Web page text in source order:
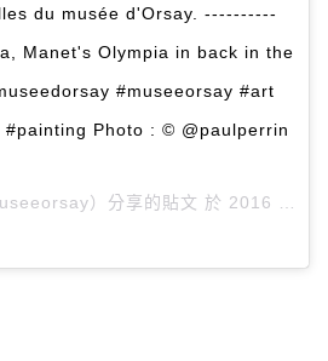
du musée d'Orsay. ----------
Manet's Olympia in back in the
#museeorsay #art
Photo : © @paulperrin
）分享的貼文 於 2016 年 11月 月 8 9:43上午 PST